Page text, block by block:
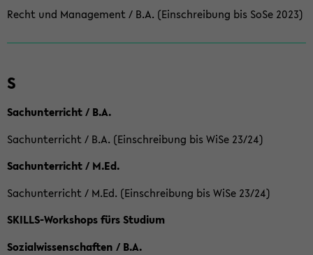
Recht und Management / B.A. (Einschreibung bis SoSe 2023)
S
Sachunterricht / B.A.
Sachunterricht / B.A. (Einschreibung bis WiSe 23/24)
Sachunterricht / M.Ed.
Sachunterricht / M.Ed. (Einschreibung bis WiSe 23/24)
SKILLS-Workshops fürs Studium
Sozialwissenschaften / B.A.